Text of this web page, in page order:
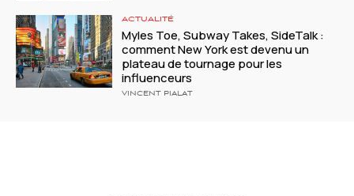
ACTUALITÉ
Myles Toe, Subway Takes, SideTalk :
comment New York est devenu un
plateau de tournage pour les
influenceurs
VINCENT PIALAT